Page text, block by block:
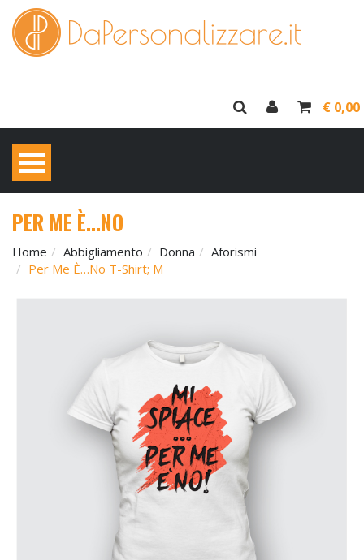
€ 0,00
PER ME È…NO
Home Abbigliamento Donna
Aforismi
Per Me È…no T-Shirt; M